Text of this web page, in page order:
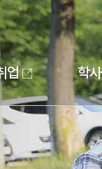
업 학